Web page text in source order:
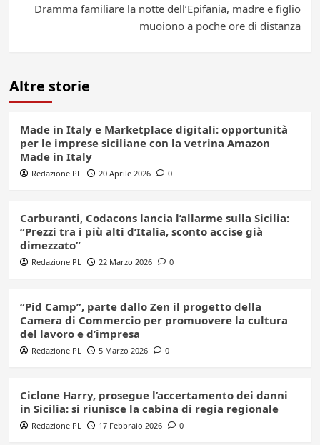
Dramma familiare la notte dell’Epifania, madre e figlio
muoiono a poche ore di distanza
Altre storie
Made in Italy e Marketplace digitali: opportunità
per le imprese siciliane con la vetrina Amazon
Made in Italy
Redazione PL 20 Aprile 2026 0
Carburanti, Codacons lancia l’allarme sulla Sicilia:
“Prezzi tra i più alti d’Italia, sconto accise già
dimezzato”
Redazione PL 22 Marzo 2026 0
“Pid Camp”, parte dallo Zen il progetto della
Camera di Commercio per promuovere la cultura
del lavoro e d’impresa
Redazione PL 5 Marzo 2026 0
Ciclone Harry, prosegue l’accertamento dei danni
in Sicilia: si riunisce la cabina di regia regionale
Redazione PL 17 Febbraio 2026 0